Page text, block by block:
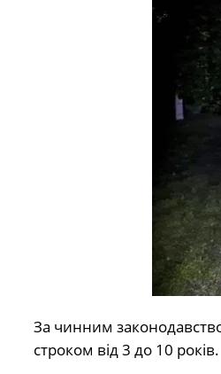
За чинним
строком від 3 до 10 років.